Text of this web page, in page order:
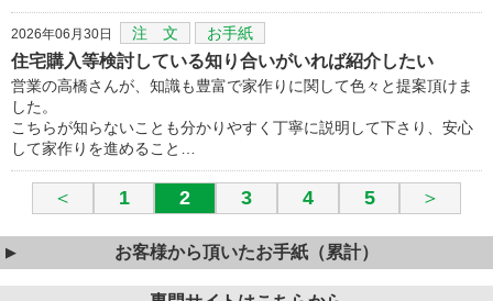
2026年06月30日 注 文 お手紙
住宅購入等検討している知り合いがいれば紹介したい
営業の高橋さんが、知識も豊富で家作りに関して色々と提案頂けま
した。
こちらが知らないことも分かりやすく丁寧に説明して下さり、安心
して家作りを進めること…
＜ 1 2 3 4 5 ＞
お客様から頂いたお手紙（累計）